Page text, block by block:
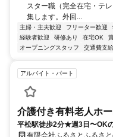
スター職（完全在宅・テ
集します。外回...
主婦・主夫歓迎 フリーター歓迎
経験者歓迎
研修あり 在宅OK
オープニングスタッフ
交通費支給
アルバイト・パート
介護付き有料老人ホ
平松駅徒歩2分★週3日〜OK
有限会社ふるさとふるさ